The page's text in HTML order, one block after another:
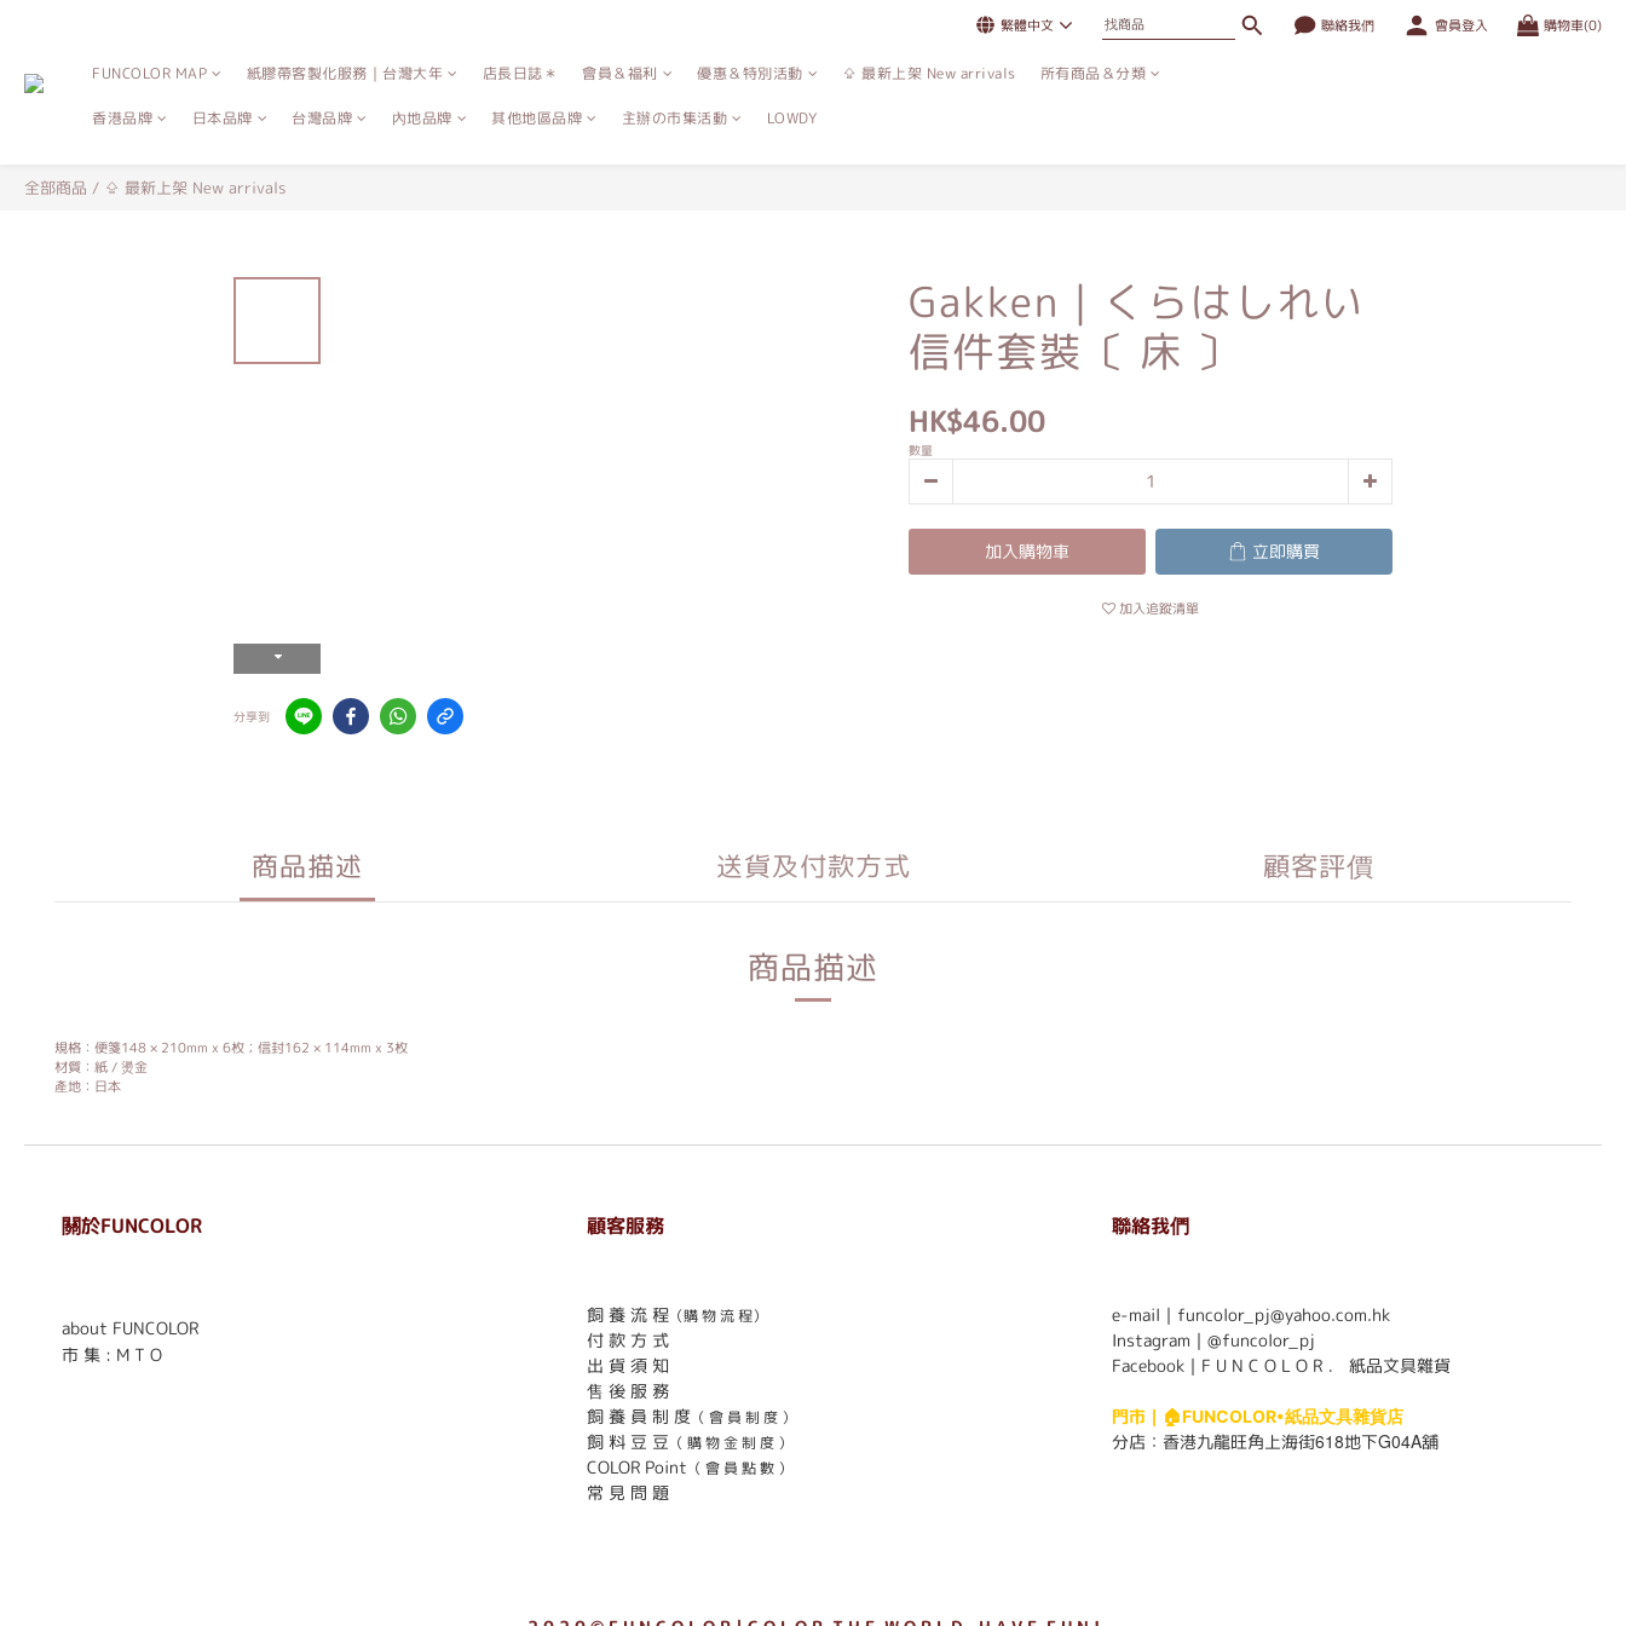
繁體中文 聯絡我們 會員登入 購物車(0)
FUNCOLOR MAP 紙膠帶客製化服務｜台灣大年 店長日誌＊ 會員＆福利 優惠＆特別活動 ⇪ 最新上架 New arrivals 所有商品＆分類
香港品牌 日本品牌 台灣品牌 內地品牌 其他地區品牌 主辦の市集活動 LOWDY
全部商品 / ⇪ 最新上架 New arrivals
分享到
Gakken｜くらはしれい
信件套裝〔 床 〕
HK$46.00
數量
加入購物車 立即購買
加入追蹤清單
商品描述 送貨及付款方式 顧客評價
商品描述
規格：便箋148 × 210mm x 6枚；信封162 × 114mm x 3枚
材質：紙 / 燙金
產地：日本
關於FUNCOLOR
about FUNCOLOR
市 集 : M T O
顧客服務
飼 養 流 程 （購 物 流 程）
付 款 方 式
出 貨 須 知
售 後 服 務
飼 養 員 制 度 （ 會 員 制 度 ）
飼 料 豆 豆 （ 購 物 金 制 度 ）
COLOR Point （ 會 員 點 數 ）
常 見 問 題
聯絡我們
e-mail｜funcolor_pj@yahoo.com.hk
Instagram｜ @funcolor_pj
Facebook｜ F U N C O L O R ． 紙品文具雜貨
門市｜ 🏠FUNCOLOR•紙品文具雜貨店
分店： 香港九龍旺角上海街618地下G04A舖